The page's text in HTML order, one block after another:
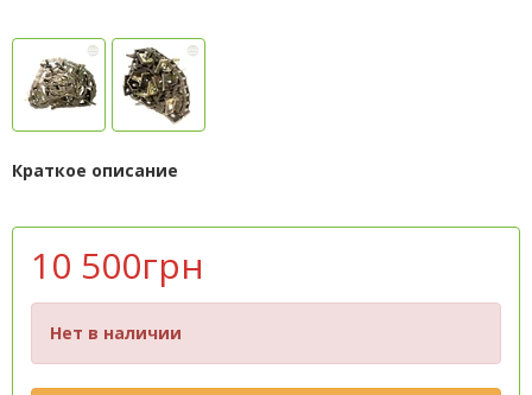
Краткое описание
10 500грн
Нет в наличии